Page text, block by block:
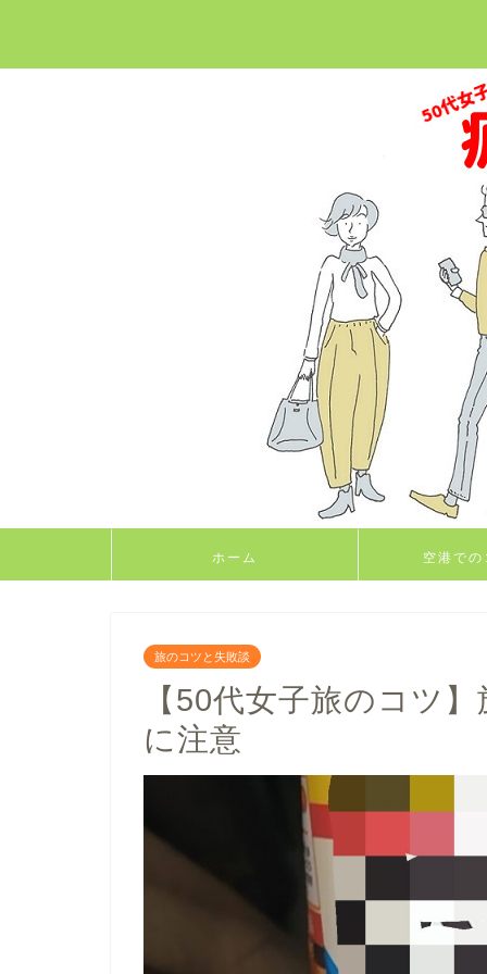
ホーム 空港で
旅のコツと失敗談
【50代女子旅のコツ
に注意